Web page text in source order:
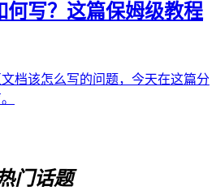
何写？这篇保姆级教程
档该怎么写的问题，今天在这篇分
门话题